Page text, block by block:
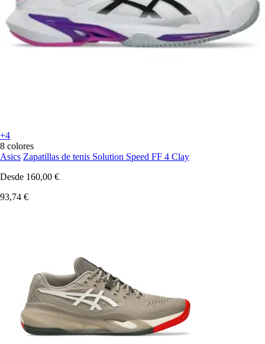
+4
8 colores
Asics Zapatillas de tenis Solution Speed FF 4 Clay
Desde 160,00 €
93,74 €